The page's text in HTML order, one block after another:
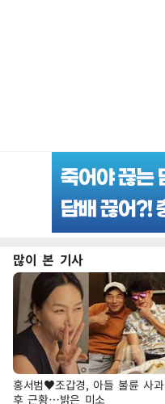
많이 본 기사
홍서범♥조갑경, 아들 불륜 사과
후 근황…밝은 미소